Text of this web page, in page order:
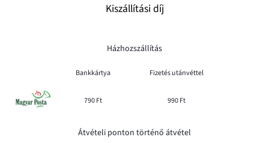
Kiszállítási díj
Házhozszállítás
Bankkártya Fizetés utánvéttel
790 Ft 990 Ft
Átvételi ponton történő átvétel